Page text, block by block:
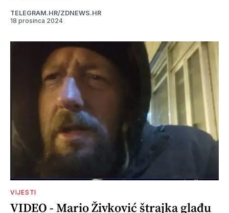
TELEGRAM.HR/ZDNEWS.HR
18 prosinca 2024
VIJESTI
VIDEO - Mario Živković štrajka glađu